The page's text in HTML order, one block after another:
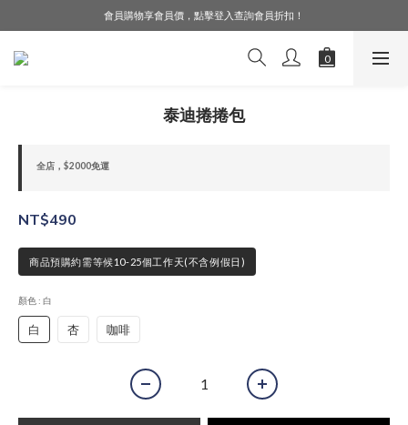
LINE好友募集中，加入就送購物金$50！
會員購物享會員價，點擊登入查詢會員折扣！
LINE好友募集中，加入就送購物金$50！
泰迪捲捲包
全店，$2000免運
NT$490
商品預購約需等候10-25個工作天(不含例假日)
顏色 : 白
白 杏 咖啡